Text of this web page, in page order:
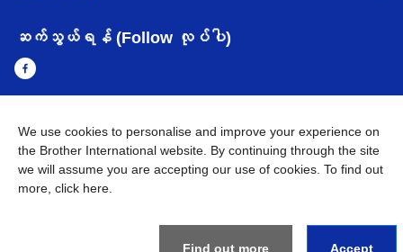
ဆက်သွယ်ရန် (Follow လုပ်ပါ)
Myanmar Brother ၏ ကမ္ဘာတစ်ဝန်းရှိ ကွန်ယက်များ
အချက်အလက်မူဝါဒ အသုံးပြုမူဝါဒ
Brother Global ဝက်ဆိုဒ်သို့သွားရန်
We use cookies to personalise and improve your experience on
the Brother International website. By continuing through the site
we will assume you are accepting our use of cookies. To find out
more, click here
Find out more Accept